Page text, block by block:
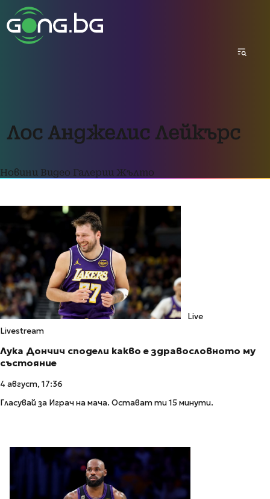
Лос Анджелис Лейкърс
Новини Видео Галерии Жълто
Live
Livestream
Лука Дончич сподели какво е здравословното му
състояние
4 август, 17:36
Гласувай за Играч на мача. Остават ти 15 минути.